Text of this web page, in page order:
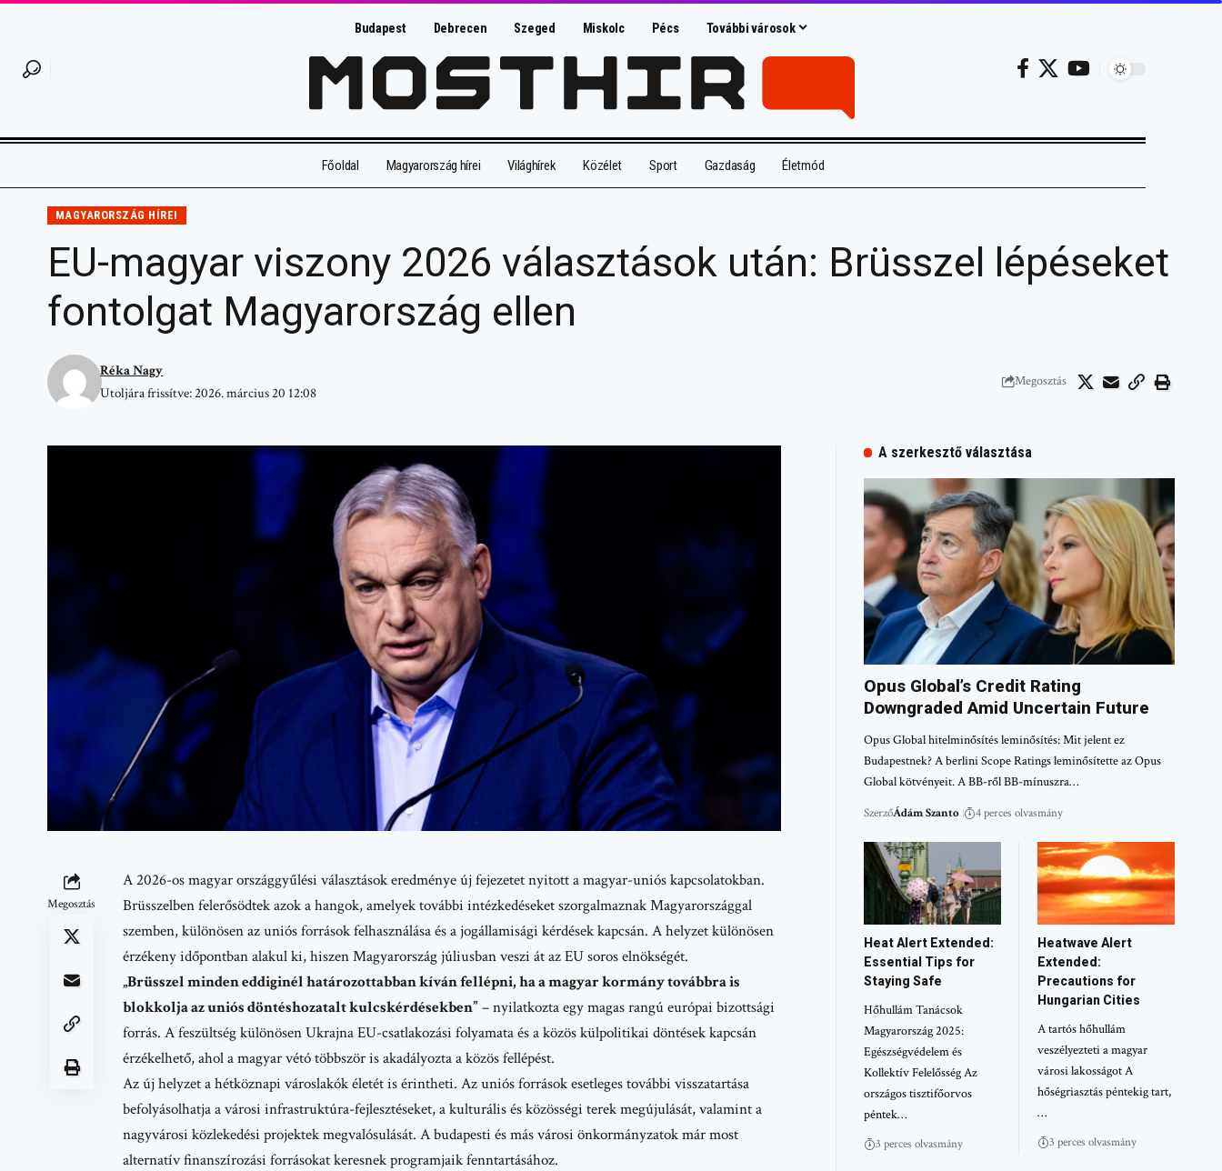
Budapest Debrecen Szeged Miskolc Pécs További városok
Főoldal Magyarország hírei Világhírek Közélet Sport Gazdaság Életmód
MAGYARORSZÁG HÍREI
EU-magyar viszony 2026 választások után: Brüsszel lépéseket
fontolgat Magyarország ellen
Utoljára frissítve: 2026. március 20 12:08
Réka Nagy
Megosztás
Megosztás
A 2026-os magyar országgyűlési választások eredménye új fejezetet nyitott a magyar-uniós kapcsolatokban.
Brüsszelben felerősödtek azok a hangok, amelyek további intézkedéseket szorgalmaznak Magyarországgal
szemben, különösen az uniós források felhasználása és a jogállamisági kérdések kapcsán. A helyzet különösen
érzékeny időpontban alakul ki, hiszen Magyarország júliusban veszi át az EU soros elnökségét.
„Brüsszel minden eddiginél határozottabban kíván fellépni, ha a magyar kormány továbbra is
blokkolja az uniós döntéshozatalt kulcskérdésekben” – nyilatkozta egy magas rangú európai bizottsági
forrás. A feszültség különösenUkrajna EU-csatlakozási folyamataés a közös külpolitikai döntések kapcsán
érzékelhető, ahol a magyar vétó többször is akadályozta a közös fellépést.
Az új helyzet a hétköznapi városlakók életét is érintheti. Az uniós források esetleges további visszatartása
befolyásolhatja a városi infrastruktúra-fejlesztéseket, a kulturális és közösségi terek megújulását, valamint a
nagyvárosi közlekedési projektek megvalósulását. A budapesti és más városi önkormányzatok már most
alternatív finanszírozási forrásokat keresnek programjaik fenntartásához.
A szerkesztő választása
Opus Global’s Credit Rating
Downgraded Amid Uncertain Future
Opus Global hitelminősítés leminősítés: Mit jelent ez
Budapestnek? A berlini Scope Ratings leminősítette az Opus
Global kötvényeit. A BB-ről BB-mínuszra…
SzerzőÁdám Szanto 4 perces olvasmány
Heat Alert Extended:
Essential Tips for
Staying Safe
Hőhullám Tanácsok
Magyarország 2025:
Egészségvédelem és
Kollektív Felelősség Az
országos tisztifőorvos
péntek…
3 perces olvasmány
Heatwave Alert
Extended:
Precautions for
Hungarian Cities
A tartós hőhullám
veszélyezteti a magyar
városi lakosságot A
hőségriasztás péntekig tart,
…
3 perces olvasmány